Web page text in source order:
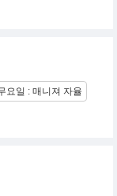
으로
LIFE를 지향합니다.
요일 : 매니져 자율